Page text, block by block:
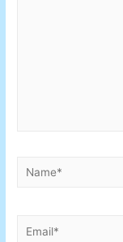
Name*
Email*